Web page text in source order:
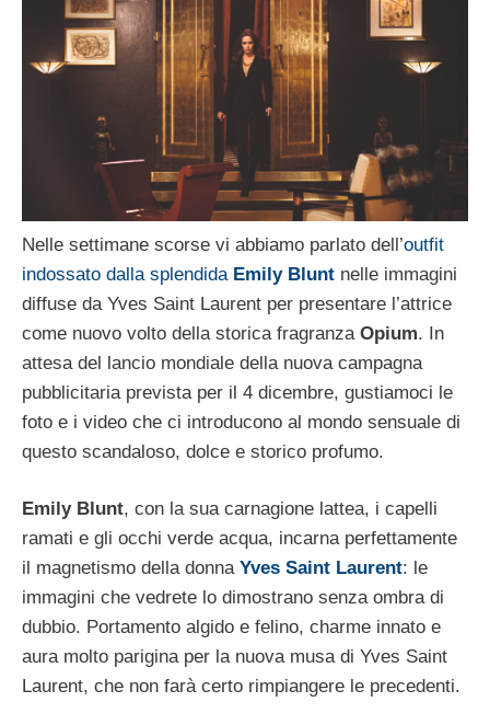
Nelle settimane scorse vi abbiamo parlato dell’outfit
indossato dalla splendida Emily Blunt nelle immagini
diffuse da Yves Saint Laurent per presentare l’attrice
come nuovo volto della storica fragranza Opium. In
attesa del lancio mondiale della nuova campagna
pubblicitaria prevista per il 4 dicembre, gustiamoci le
foto e i video che ci introducono al mondo sensuale di
questo scandaloso, dolce e storico profumo.
Emily Blunt, con la sua carnagione lattea, i capelli
ramati e gli occhi verde acqua, incarna perfettamente
il magnetismo della donna Yves Saint Laurent: le
immagini che vedrete lo dimostrano senza ombra di
dubbio. Portamento algido e felino, charme innato e
aura molto parigina per la nuova musa di Yves Saint
Laurent, che non farà certo rimpiangere le precedenti.